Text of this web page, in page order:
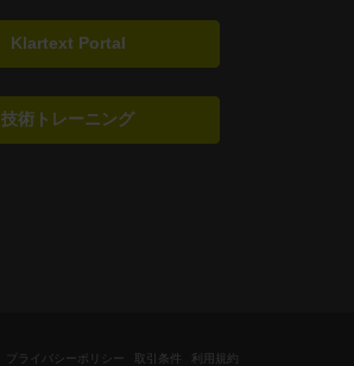
Klartext Portal
技術トレーニング
プライバシーポリシー 取引条件 利用規約